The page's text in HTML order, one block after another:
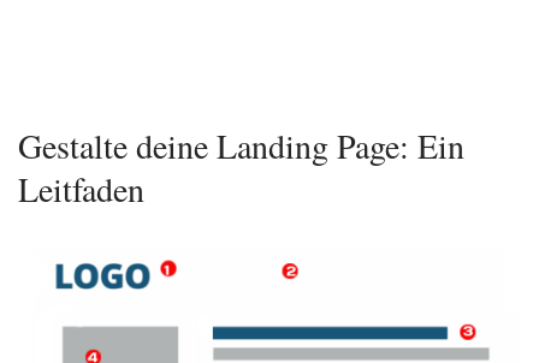
Gestalte deine Landing Page: Ein
Leitfaden